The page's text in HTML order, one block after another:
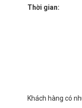
Thời gian:
Khách hàng có